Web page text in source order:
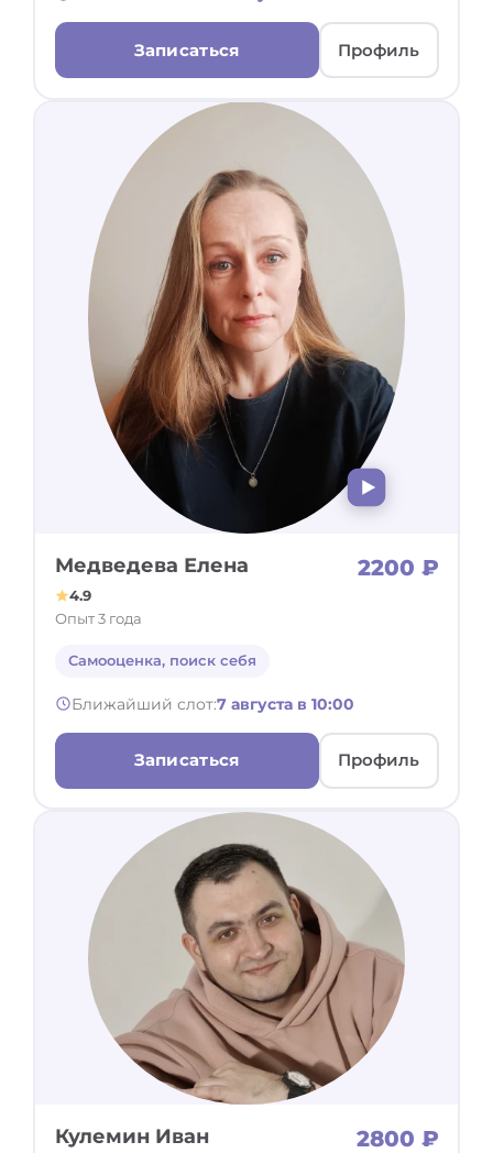
Записаться Профиль
Медведева Елена 2200 ₽
4.9
Опыт 3 года
Самооценка, поиск себя
Ближайший слот:7 августа в 10:00
Записаться Профиль
Кулемин Иван 2800 ₽